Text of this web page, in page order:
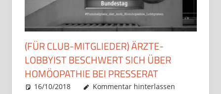
(FÜR CLUB-MITGLIEDER) ÄRZTE-
LOBBYIST BESCHWERT SICH ÜBER
HOMÖOPATHIE BEI PRESSERAT
16/10/2018 Christian J. Becker
Allgemein
Kommentar hinterlassen